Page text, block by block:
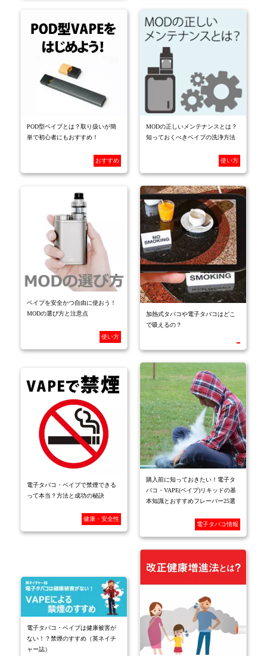
POD型ベイプとは？取り扱いが簡
単で初心者にもおすすめ！
おすすめ
MODの正しいメンテナンスとは？
知っておくべきベイプの洗浄方法
使い方
ベイプを安全かつ自由に使おう！
MODの選び方と注意点
使い方
加熱式タバコや電子タバコはどこ
で吸えるの？
電子タバコ・ベイプで禁煙できる
って本当？方法と成功の秘訣
健康・安全性
購入前に知っておきたい！電子タ
バコ・VAPE(ベイプ)リキッドの基
本知識とおすすめフレーバー25選
電子タバコ情報
電子タバコ・ベイプは健康被害が
ない！？禁煙のすすめ（英ネイチ
ャー誌）